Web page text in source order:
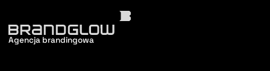
Agencja brandingowa